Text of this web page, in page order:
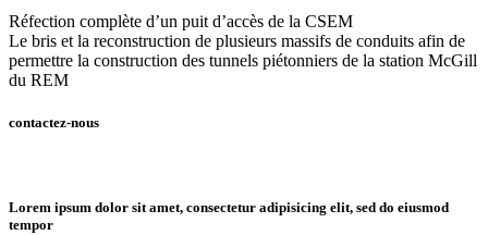
Réfection complète d’un puit d’accès de la CSEM
Le bris et la reconstruction de plusieurs massifs de conduits afin de
permettre la construction des tunnels piétonniers de la station McGill
du REM
contactez-nous
Lorem ipsum dolor sit amet, consectetur adipisicing elit, sed do eiusmod
tempor